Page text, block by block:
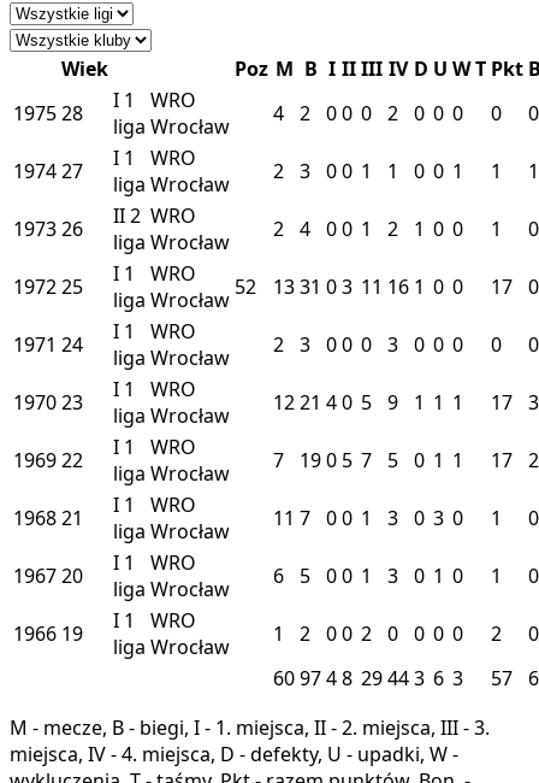
Wiek Poz M B I IIIII IV D U WT Pkt
197528 I 1
liga
WRO
Wrocław
4 2 00 0 2 0 0 0 0 0
197427 I 1
liga
WRO
Wrocław
2 3 00 1 1 0 0 1 1 1
197326 II2
liga
WRO
Wrocław
2 4 00 1 2 1 0 0 1 0
197225 I 1
liga
WRO
Wrocław 52 1331 03 11 16 1 0 0 17 0
1971 24 I 1
liga
WRO
Wrocław
2 3 00 0 3 0 0 0 0 0
197023 I 1
liga
WRO
Wrocław
1221 40 5 9 1 1 1 17 3
196922 I 1
liga
WRO
Wrocław
7 190 5 7 5 0 1 1 17 2
196821 I 1
liga
WRO
Wrocław
11 7 00 1 3 0 3 0 1 0
196720 I 1
liga
WRO
Wrocław
6 5 00 1 3 0 1 0 1 0
1966 19 I 1
liga
WRO
Wrocław
1 2 00 2 0 0 0 0 2
0
609748 29443 6 3 57
6
M - mecze, B - biegi, I - 1. miejsca, II - 2. miejsca, III - 3.
miejsca, IV - 4. miejsca, D - defekty, U - upadki, W -